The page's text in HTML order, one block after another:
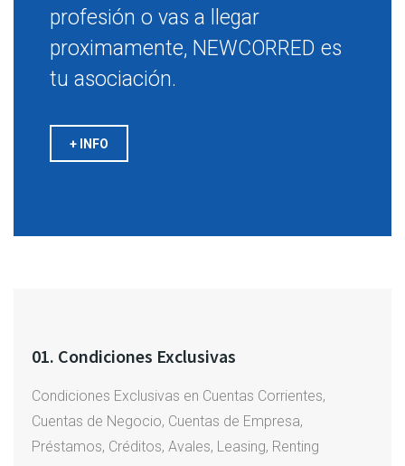
profesión o vas a llegar
proximamente, NEWCORRED es
tu asociación.
+ INFO
01. Condiciones Exclusivas
Condiciones Exclusivas en Cuentas Corrientes,
Cuentas de Negocio, Cuentas de Empresa,
Préstamos, Créditos, Avales, Leasing, Renting